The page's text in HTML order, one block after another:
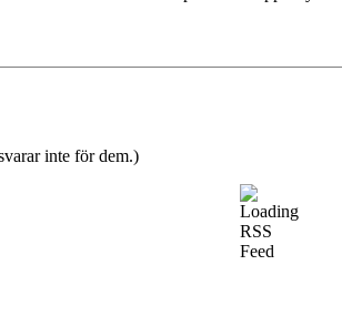
inte för dem.)